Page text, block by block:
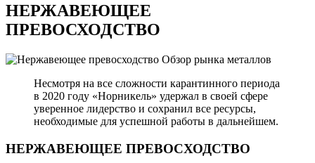
НЕРЖАВЕЮЩЕЕ
ПРЕВОСХОДСТВО
Обзор рынка металлов
Несмотря на все сложности карантинного периода
в 2020 году «Норникель» удержал в своей сфере
уверенное лидерство и сохранил все ресурсы,
необходимые для успешной работы в дальнейшем.
НЕРЖАВЕЮЩЕЕ ПРЕВОСХОДСТВО